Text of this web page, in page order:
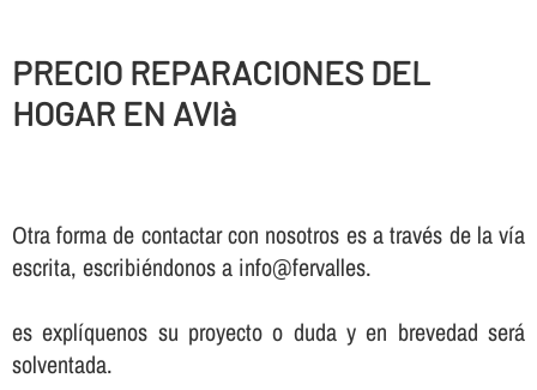
PRECIO REPARACIONES DEL
HOGAR EN AVIà
Otra forma de contactar con nosotros es a través de la vía
escrita, escribiéndonos a info@fervalles.
es explíquenos su proyecto o duda y en brevedad será
solventada.